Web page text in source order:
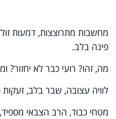
מחשבות מתרוצצות, דמעות
פינה בלב.
מה, זהו? רועי כבר לא יחזור?
לוויה עצובה, שבר בלב,
מטחי כבוד, הרב הצבאי